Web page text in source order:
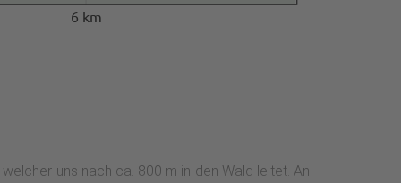
6 km
uns nach ca. 800 m in den Wald leitet. An